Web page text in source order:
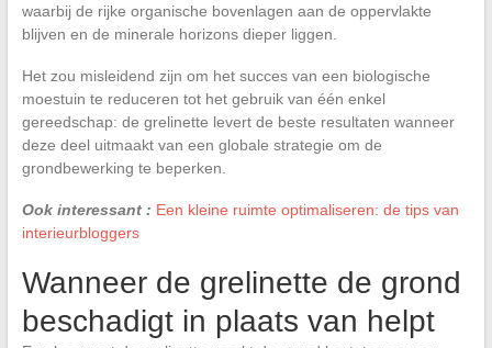
waarbij de rijke organische bovenlagen aan de oppervlakte
blijven en de minerale horizons dieper liggen.
Het zou misleidend zijn om het succes van een biologische
moestuin te reduceren tot het gebruik van één enkel
gereedschap: de grelinette levert de beste resultaten wanneer
deze deel uitmaakt van een globale strategie om de
grondbewerking te beperken.
Ook interessant : Een kleine ruimte optimaliseren: de tips van
interieurbloggers
Wanneer de grelinette de grond
beschadigt in plaats van helpt